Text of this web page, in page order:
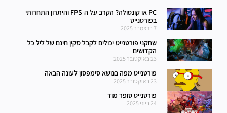
PC או קונסולה? הקרב על ה-FPS והיתרון התחרותי
בפורטנייט
7 בדצמבר 2025
שחקני פורטנייט יכולים לקבל סקין חינם של ליל כל
הקדושים
23 באוקטובר 2025
פורטנייט מפה בנושא סימפסון לעונה הבאה
23 באוקטובר 2025
פורטנייט סופר מוד
24 ביוני 2025